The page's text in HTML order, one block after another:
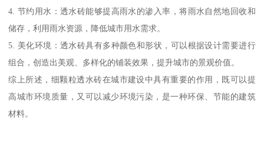
4. 节约用水：透水砖能够提高雨水的渗入率，将雨水自然地回收和
储存，利用雨水资源，降低城市用水需求。
5. 美化环境：透水砖具有多种颜色和形状，可以根据设计需要进行
组合，创造出美观、多样化的铺装效果，提升城市的景观价值。
综上所述，细颗粒透水砖在城市建设中具有重要的作用，既可以提
高城市环境质量，又可以减少环境污染，是一种环保、节能的建筑
材料。